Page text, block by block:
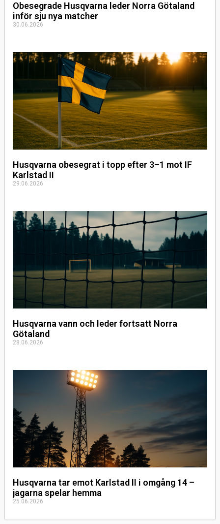
Obesegrade Husqvarna leder Norra Götaland
inför sju nya matcher
30.06.2026
Husqvarna obesegrat i topp efter 3–1 mot IF
Karlstad II
29.06.2026
Husqvarna vann och leder fortsatt Norra
Götaland
28.06.2026
Husqvarna tar emot Karlstad II i omgång 14 –
jagarna spelar hemma
25.06.2026